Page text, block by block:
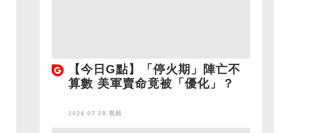
【今日G點】「停火期」陣亡不
算數 美軍賣命竟被「優化」？
2026.07.28 視頻